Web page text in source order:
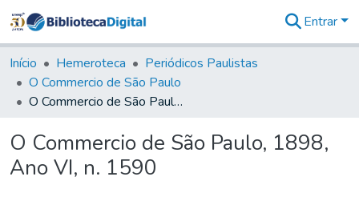
&
Coleções
Tudo na
Biblioteca
Estatísticas
Entrar
Início Hemeroteca
Periódicos Paulistas
O Commercio de São Paulo
O Commercio de São Paulo, 1898, Ano VI, n. 1590
O Commercio de São Paulo, 1898,
Ano VI, n. 1590